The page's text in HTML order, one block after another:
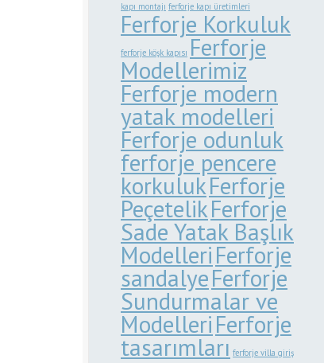
kapı montajı ferforje kapı üretimleri
Ferforje Korkuluk
ferforje köşk kapısı Ferforje
Modellerimiz
Ferforje modern
yatak modelleri
Ferforje odunluk
ferforje pencere
korkulukFerforje
PeçetelikFerforje
Sade Yatak Başlık
ModelleriFerforje
sandalyeFerforje
Sundurmalar ve
ModelleriFerforje
tasarımları ferforje villa giriş